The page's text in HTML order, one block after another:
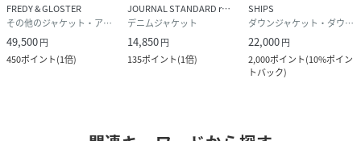
FREDY & GLOSTER
その他のジャケット・アウター
49,500円
450ポイント(1倍)
JOURNAL STANDARD relume
デニムジャケット
14,850円
135ポイント(1倍)
SHIPS
ダウンジャケット・ダウンベスト
22,000円
2,000ポイント(10%ポイン
トバック)